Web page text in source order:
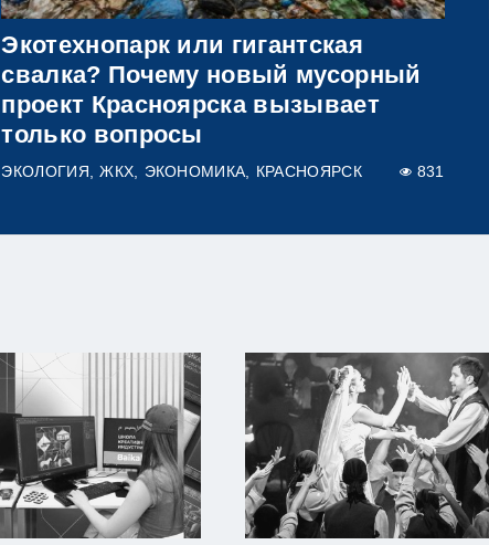
Экотехнопарк или гигантская
свалка? Почему новый мусорный
проект Красноярска вызывает
только вопросы
ЭКОЛОГИЯ ЖКХ ЭКОНОМИКА КРАСНОЯРСК 831